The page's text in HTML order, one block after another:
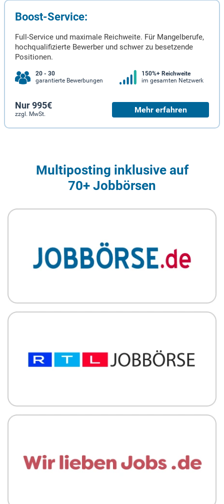
Boost-Service:
Full-Service und maximale Reichweite. Für Mangelberufe,
hochqualifizierte Bewerber und schwer zu besetzende
Positionen.
20 - 30
garantierte Bewerbungen
150%+ Reichweite
im gesamten Netzwerk
Nur 995€
zzgl. MwSt. Mehr erfahren
Multiposting inklusive auf
70+ Jobbörsen